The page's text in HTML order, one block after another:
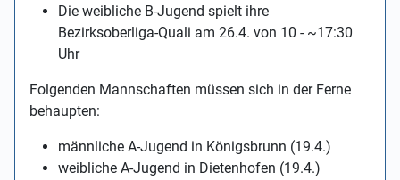
Die weibliche B-Jugend spielt ihre
Bezirksoberliga-Quali am 26.4. von 10 - ~17:30
Uhr
Folgenden Mannschaften müssen sich in der Ferne
behaupten:
männliche A-Jugend in Königsbrunn (19.4.)
weibliche A-Jugend in Dietenhofen (19.4.)